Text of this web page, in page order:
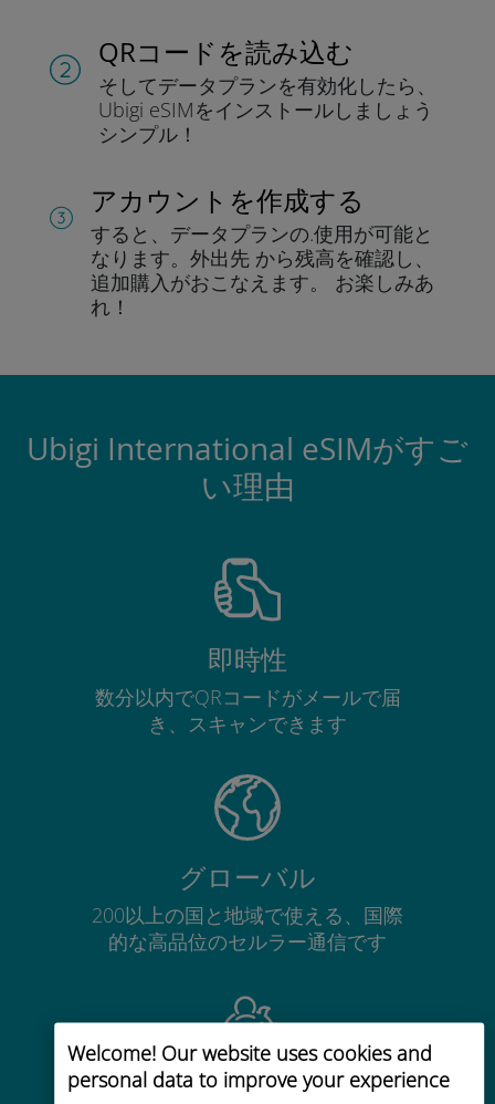
Welcome! Our website uses cookies and
personal data to improve your experience
QRコードを読み込む
そしてデータプランを有効化したら、
Ubigi eSIMをインストールしま しょう
シンプル！
アカウントを作成する
すると、データプランの.使用が可能と
なります。 外出先 から残高を確認し、
追加購入がおこなえます。
お楽しみあ
れ！
Ubigi International eSIMがすご
い理由
即時性
数分以内でQRコードがメールで届
き、スキャンできます
グローバル
200以上の国と地域で使える、国際
的な高品位のセルラー通信です
コストパフォーマンス